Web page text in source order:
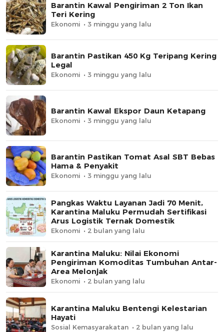
Barantin Kawal Pengiriman 2 Ton Ikan
Teri Kering
Ekonomi 3 minggu yang lalu
Barantin Pastikan 450 Kg Teripang Kering
Legal
Ekonomi 3 minggu yang lalu
Barantin Kawal Ekspor Daun Ketapang
Ekonomi 3 minggu yang lalu
Barantin Pastikan Tomat Asal SBT Bebas
Hama & Penyakit
Ekonomi 3 minggu yang lalu
Pangkas Waktu Layanan Jadi 70 Menit,
Karantina Maluku Permudah Sertifikasi
Arus Logistik Ternak Domestik
Ekonomi 2 bulan yang lalu
Karantina Maluku: Nilai Ekonomi
Pengiriman Komoditas Tumbuhan Antar-
Area Melonjak
Ekonomi 2 bulan yang lalu
Karantina Maluku Bentengi Kelestarian
Hayati
Sosial Kemasyarakatan 2 bulan yang lalu